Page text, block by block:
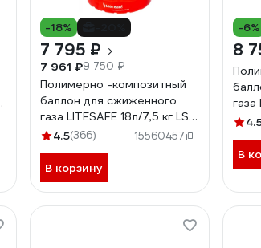
-18%
7 795 ₽
7 961 ₽9 750 ₽
Полимерно -композитный
баллон для сжиженного
газа LITESAFE 18л/7,5 кг LS
18L4.5(366) 15560457
В корзину
-6%
8
газа
В